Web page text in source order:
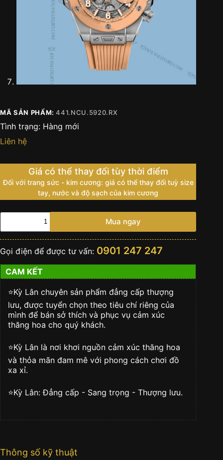
MÃ SẢN PHẨM:441.NCU.5920.RX
Tình trạng: Hàng mới
Liên hệ
Giá có thể thay đổi tùy thời điểm
Đối với trang sức - kim cương: giá có thể thay đổi tuỳ size
tay, nước và độ sạch của kim cương
Đồng
Hublot
Bang
Titanium
Peach
Ceramic
42mm
số
lượng
Mua ngay
Gọi điện để được tư vấn: 0901 247 247
CAM KẾT
⭐️Kỳ Lân chuyên sản phẩm đẳng cấp thượng
lưu, được tuyển chọn theo tiêu chí riêng của
mình để bán sở thích và phục vụ cảm xúc
thăng hoa cho quý khách.
⭐️Kỳ Lân là nơi khơi nguồn cảm xúc thăng hoa
và thỏa mãn đam mê với phong cách chơi đồ
xa xỉ.
⭐️Kỳ Lân: Đẳng cấp - Sang trọng - Thượng lưu.
Thông số kỹ thuật